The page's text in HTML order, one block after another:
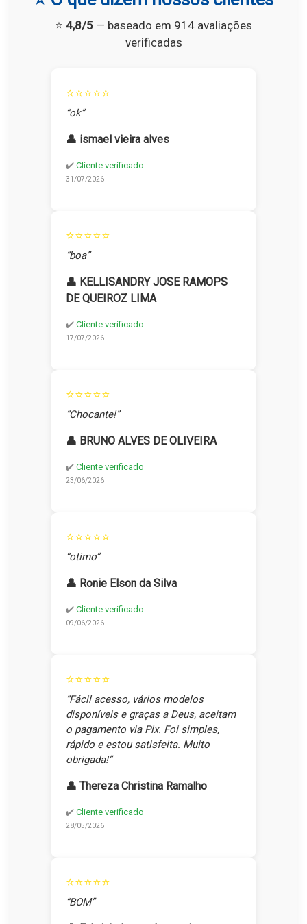
⭐ 4,8/5 — baseado em 914 avaliações
verificadas
⭐⭐⭐⭐⭐
“ok”
👤 ismael vieira alves
✔️ Cliente verificado
31/07/2026
⭐⭐⭐⭐⭐
“boa”
👤 KELLISANDRY JOSE RAMOPS
DE QUEIROZ LIMA
✔️ Cliente verificado
17/07/2026
⭐⭐⭐⭐⭐
“Chocante!”
👤 BRUNO ALVES DE OLIVEIRA
✔️ Cliente verificado
23/06/2026
⭐⭐⭐⭐⭐
“otimo”
👤 Ronie Elson da Silva
✔️ Cliente verificado
09/06/2026
⭐⭐⭐⭐⭐
“Fácil acesso, vários modelos
disponíveis e graças a Deus, aceitam
o pagamento via Pix. Foi simples,
rápido e estou satisfeita. Muito
obrigada!”
👤 Thereza Christina Ramalho
✔️ Cliente verificado
28/05/2026
⭐⭐⭐⭐⭐
“BOM”